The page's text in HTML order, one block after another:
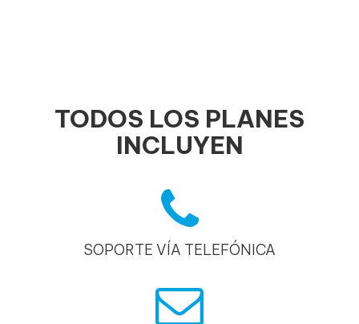
TODOS LOS PLANES
INCLUYEN
SOPORTE VÍA TELEFÓNICA